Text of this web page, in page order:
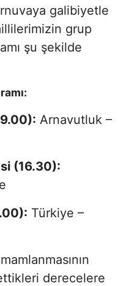
galibiyetle
grup
şu şekilde
Arnavutluk –
(16.30):
Türkiye –
derecelere